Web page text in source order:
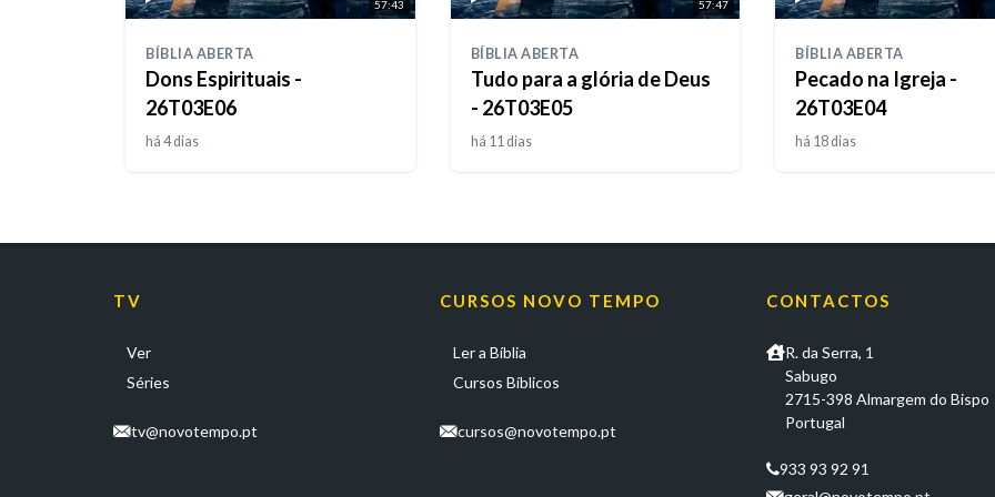
57:43
BÍBLIA ABERTA
Dons Espirituais -
26T03E06
há 4 dias
57:47
BÍBLIA ABERTA
Tudo para a glória de Deus
- 26T03E05
há 11 dias
BÍBLIA ABERTA
Pecado na Igreja -
26T03E04
há 18 dias
TV
Ver
Séries
tv@novotempo.pt
CURSOS NOVO TEMPO
Ler a Bíblia
Cursos Bíblicos
cursos@novotempo.pt
CONTACTOS
R. da Serra, 1
Sabugo
2715-398 Almargem do Bispo
Portugal
933 93 92 91